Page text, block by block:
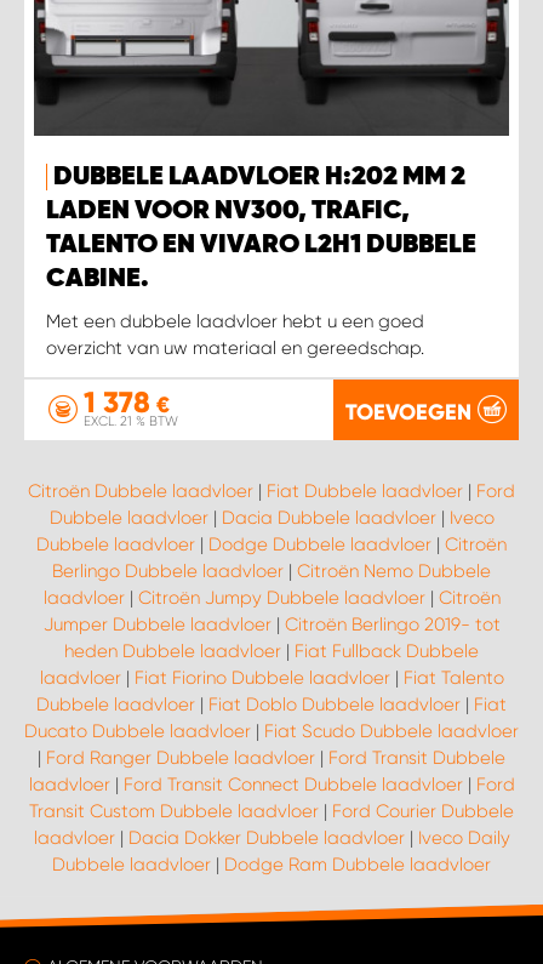
DUBBELE LAADVLOER H:202 MM 2
LADEN VOOR NV300, TRAFIC,
TALENTO EN VIVARO L2H1 DUBBELE
CABINE.
Met een dubbele laadvloer hebt u een goed
overzicht van uw materiaal en gereedschap.
1 378 €
EXCL. 21 % BTW TOEVOEGEN
Citroën Dubbele laadvloer | Fiat Dubbele laadvloer | Ford
Dubbele laadvloer| Dacia Dubbele laadvloer| Iveco
Dubbele laadvloer | Dodge Dubbele laadvloer | Citroën
Berlingo Dubbele laadvloer | Citroën Nemo Dubbele
laadvloer| Citroën Jumpy Dubbele laadvloer| Citroën
Jumper Dubbele laadvloer| Citroën Berlingo 2019- tot
heden Dubbele laadvloer | Fiat Fullback Dubbele
laadvloer| Fiat Fiorino Dubbele laadvloer| Fiat Talento
Dubbele laadvloer | Fiat Doblo Dubbele laadvloer | Fiat
Ducato Dubbele laadvloer | Fiat Scudo Dubbele laadvloer
| Ford Ranger Dubbele laadvloer | Ford Transit Dubbele
laadvloer| Ford Transit Connect Dubbele laadvloer| Ford
Transit Custom Dubbele laadvloer | Ford Courier Dubbele
laadvloer| Dacia Dokker Dubbele laadvloer| Iveco Daily
Dubbele laadvloer | Dodge Ram Dubbele laadvloer